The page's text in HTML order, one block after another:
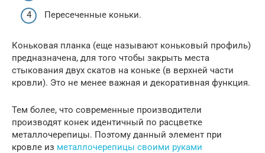
Пересеченные коньки.
Коньковая планка (еще называют коньковый профиль)
предназначена, для того чтобы закрыть места
стыкования двух скатов на коньке (в верхней части
кровли). Это не менее важная и декоративная функция.
Тем более, что современные производители
производят конек идентичный по расцветке
металлочерепицы. Поэтому данный элемент при
кровле из металлочерепицы своими руками